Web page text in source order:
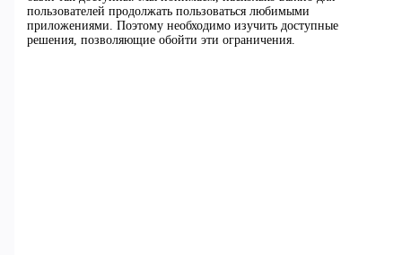
пользователей продолжать пользоваться любимыми
приложениями. Поэтому необходимо изучить доступные
решения, позволяющие обойти эти ограничения.